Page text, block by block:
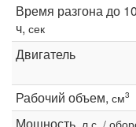
Время разгона до
ч, сек
Двигатель
Рабочий объем, см3
Мощность, л.с. /